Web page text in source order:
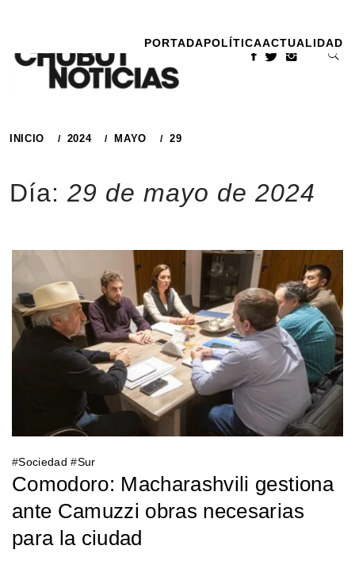
contenido
PORTADAPOLÍTICAACTUALIDAD
INICIO 2024 MAYO 29
Día: 29 de mayo de 2024
#Sociedad #Sur
Comodoro: Macharashvili gestiona
ante Camuzzi obras necesarias
para la ciudad